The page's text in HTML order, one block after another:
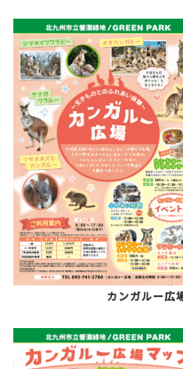
カンガルー広